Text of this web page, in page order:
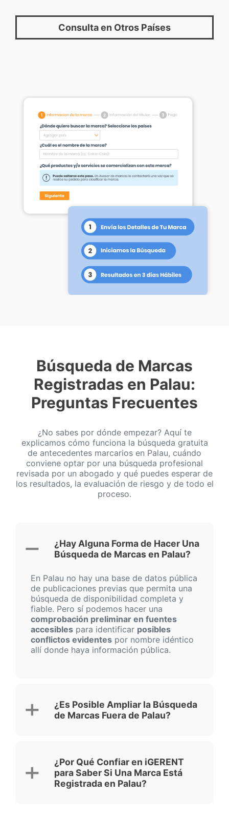
Consulta en Otros Países
Búsqueda de Marcas
Registradas en Palau:
Preguntas Frecuentes
¿No sabes por dónde empezar? Aquí te
explicamos cómo funciona la búsqueda gratuita
de antecedentes marcarios en Palau, cuándo
conviene optar por una búsqueda profesional
revisada por un abogado y qué puedes esperar de
los resultados, la evaluación de riesgo y de todo el
proceso.
¿Hay Alguna Forma de Hacer Una
Búsqueda de Marcas en Palau?
En Palau no hay una base de datos pública
de publicaciones previas que permita una
búsqueda de disponibilidad completa y
fiable. Pero sí podemos hacer una
comprobación preliminar en fuentes
accesibles para identificar posibles
conflictos evidentes por nombre idéntico
allí donde haya información pública.
¿Es Posible Ampliar la Búsqueda
de Marcas Fuera de Palau?
¿Por Qué Confiar en iGERENT
para Saber Si Una Marca Está
Registrada en Palau?